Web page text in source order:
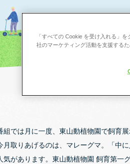
組では月に一度、東山動植物園で飼育
月取りあげるのは、マレーグマ。「中
気があります。東山動植物園 飼育第一
「すべての Cookie を受け入れる」
社のマーケティング活動を支援する